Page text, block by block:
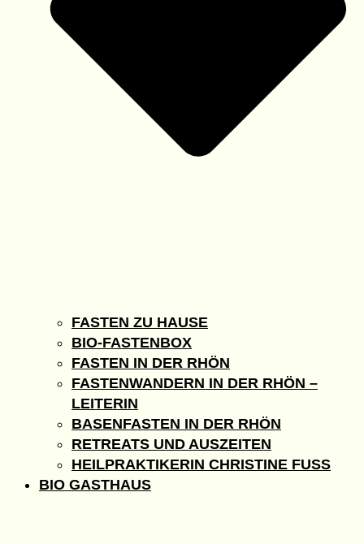
FASTEN ZU HAUSE
BIO-FASTENBOX
FASTEN IN DER RHÖN
FASTENWANDERN IN DER RHÖN –
LEITERIN
BASENFASTEN IN DER RHÖN
RETREATS UND AUSZEITEN
HEILPRAKTIKERIN CHRISTINE FUSS
BIO GASTHAUS